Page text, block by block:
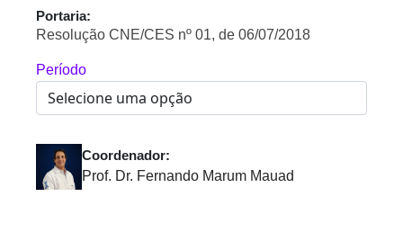
Portaria:
Resolução CNE/CES nº 01, de 06/07/2018
Período
Coordenador:
Prof. Dr. Fernando Marum Mauad